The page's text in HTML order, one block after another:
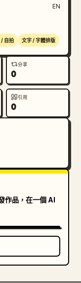
EN
/ 自拍 文字 / 字體排版
分享
0
引用
0
作品，在一個 AI